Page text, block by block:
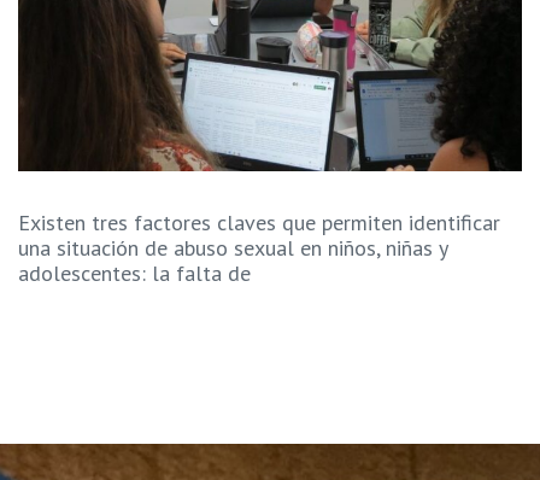
Existen tres factores claves que permiten identificar
una situación de abuso sexual en niños, niñas y
adolescentes: la falta de